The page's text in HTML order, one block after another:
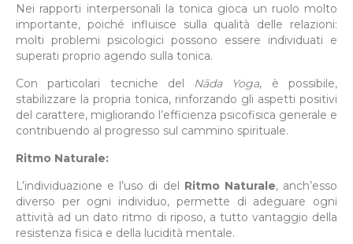
Nei rapporti interpersonali la tonica gioca un ruolo molto
importante, poiché influisce sulla qualità delle relazioni:
molti problemi psicologici possono essere individuati e
superati proprio agendo sulla tonica.
Con particolari tecniche del
Nāda Yoga, è possibile,
stabilizzare la propria tonica, rinforzando gli aspetti positivi
del carattere, migliorando l’efficienza psicofisica generale e
contribuendo al progresso sul cammino spirituale.
Ritmo Naturale:
L’individuazione e l’uso di del Ritmo Naturale, anch’esso
diverso per ogni individuo, permette di adeguare ogni
attività ad un dato ritmo di riposo, a tutto vantaggio della
resistenza fisica e della lucidità mentale.